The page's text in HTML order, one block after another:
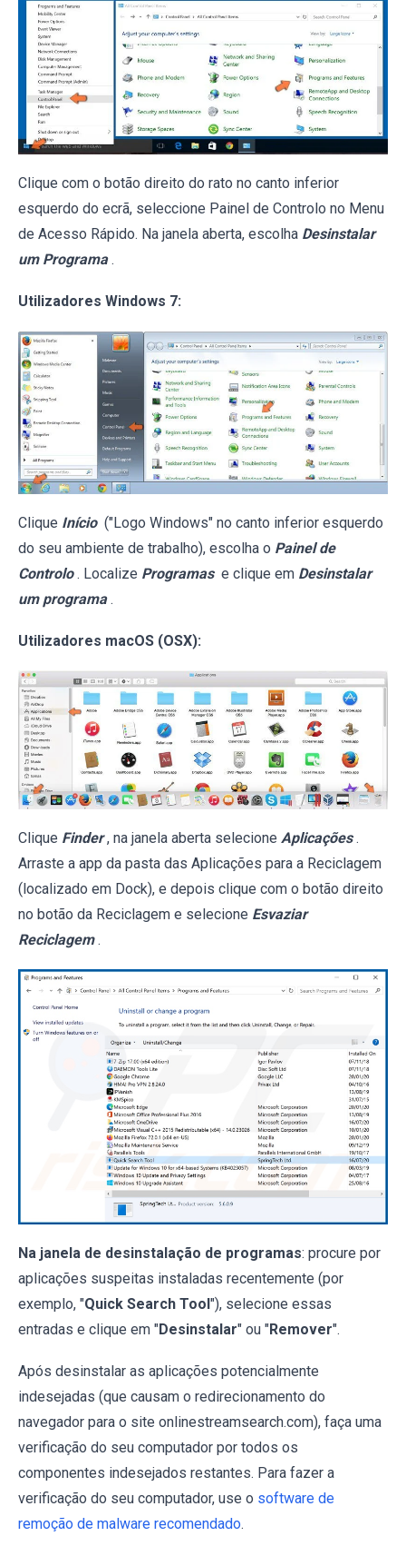
Clique com o botão direito do rato no canto inferior
esquerdo do ecrã, seleccione Painel de Controlo no Menu
de Acesso Rápido. Na janela aberta, escolha Desinstalar
um Programa .
Utilizadores Windows 7:
Clique Início ("Logo Windows" no canto inferior esquerdo
do seu ambiente de trabalho), escolha o Painel de
Controlo . Localize Programas e clique em Desinstalar
um programa .
Utilizadores macOS (OSX):
Clique Finder , na janela aberta selecione Aplicações .
Arraste a app da pasta das Aplicações para a Reciclagem
(localizado em Dock), e depois clique com o botão direito
no botão da Reciclagem e selecione Esvaziar
Reciclagem .
Na janela de desinstalação de programas: procure por
aplicações suspeitas instaladas recentemente (por
exemplo, "Quick Search Tool"), selecione essas
entradas e clique em "Desinstalar" ou "Remover".
Após desinstalar as aplicações potencialmente
indesejadas (que causam o redirecionamento do
navegador para o site onlinestreamsearch.com), faça uma
verificação do seu computador por todos os
componentes indesejados restantes. Para fazer a
verificação do seu computador, use o software de
remoção de malware recomendado.